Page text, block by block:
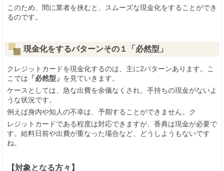
このため、間に業者を挟むと、スムーズな現金化をすることができ
るのです。
現金化をするパターンその１ 「必然型」
クレジットカードを現金化するのは、主に2パターンあります。こ
こでは 「必然型」 を見ていきます。
ケースとしては、急な出費を余儀なくされ、手持ちの現金がないよ
うな状況です。
例えば身内や知人の不幸は、予期することができません。ク
レジットカードである程度は対応できますが、香典は現金が必要で
す。給料日前や出費が重なった場合など、どうしようもないです
ね。
【対象となる方々】